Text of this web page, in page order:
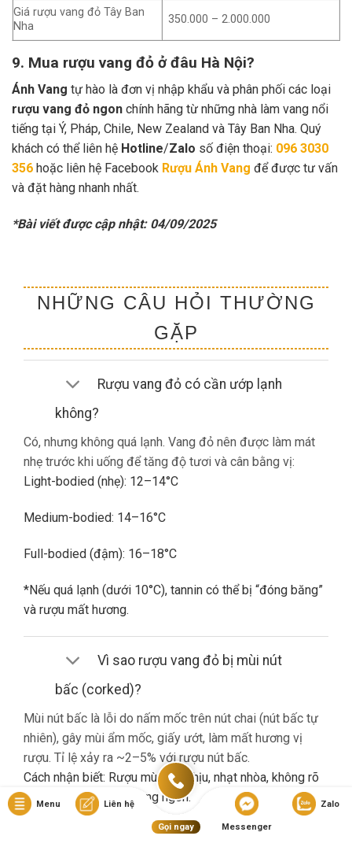
Giá rượu vang đỏ Tây Ban
Nha
350.000 – 2.000.000
9. Mua rượu vang đỏ ở đâu Hà Nội?
Ánh Vang tự hào là đơn vị nhập khẩu và phân phối các loại
rượu vang đỏ ngon chính hãng từ những nhà làm vang nổi
tiếng tại Ý, Pháp, Chile, New Zealand và Tây Ban Nha. Quý
khách có thể liên hệ Hotline/Zalo số điện thoại: 096 3030
356 hoặc liên hệ Facebook Rượu Ánh Vang để được tư vấn
và đặt hàng nhanh nhất.
*Bài viết được cập nhật: 04/09/2025
NHỮNG CÂU HỎI THƯỜNG
GẶP
Rượu vang đỏ có cần ướp lạnh
không?
Có, nhưng không quá lạnh. Vang đỏ nên được làm mát
nhẹ trước khi uống để tăng độ tươi và cân bằng vị:
Light-bodied (nhẹ): 12–14°C
Medium-bodied: 14–16°C
Full-bodied (đậm): 16–18°C
*Nếu quá lạnh (dưới 10°C), tannin có thể bị “đóng băng”
và rượu mất hương.
Vì sao rượu vang đỏ bị mùi nút
bấc (corked)?
Mùi nút bấc là lỗi do nấm mốc trên nút chai (nút bấc tự
nhiên), gây mùi ẩm mốc, giấy ướt, làm mất hương vị
rượu. Tỉ lệ xảy ra ~2–5% với rượu nút bấc.
Cách nhận biết: Rượu mùi khó chịu, nhạt nhòa, không rõ
hương trái cây dù là vang ngon.
Nếu gặp lỗi này, bạn nên liên hệ cửa hàng đổi trả (nếu có
Menu Liên hệ
Gọi ngay Messenger
Zalo